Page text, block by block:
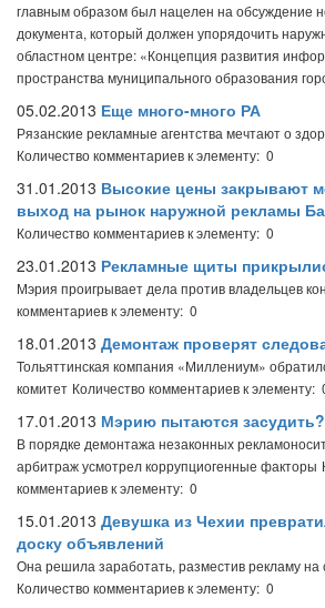
главным образом был нацелен на обсуждение
документа, который должен упорядочить
областном центре: «Концепция развития
пространства муниципального образования
05.02.2013 Еще много-много РА
Рязанские рекламные агентства мечтают о
Количество комментариев к элементу: 0
31.01.2013 Высокие цены закрывают
выход на рынок наружной рекламы
Количество комментариев к элементу: 0
23.01.2013 Рекламные щиты
Мэрия проигрывает дела против владельцев
комментариев к элементу: 0
18.01.2013 Демонтаж проверят
Тольяттинская компания «Миллениум»
комитет Количество комментариев к элементу:
17.01.2013 Мэрию пытаются засудить?
В порядке демонтажа незаконных
арбитраж усмотрел коррупциогенные факторы
комментариев к элементу: 0
15.01.2013 Девушка из Чехии
доску объявлений
Она решила заработать, разместив рекламу на
Количество комментариев к элементу: 0